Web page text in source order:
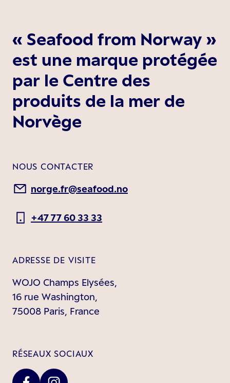
« Seafood from Norway »
est une marque protégée
par le Centre des
produits de la mer de
Norvège
NOUS CONTACTER
norge.fr@seafood.no
+47 77 60 33 33
ADRESSE DE VISITE
WOJO Champs Elysées,
16 rue Washington,
75008 Paris, France
RÉSEAUX SOCIAUX